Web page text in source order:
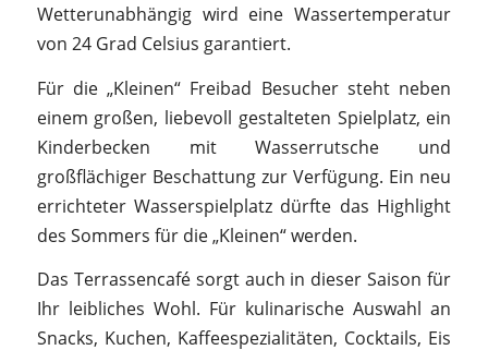
Wetterunabhängig wird eine Wassertemperatur
von 24 Grad Celsius garantiert.
Für die „Kleinen“ Freibad Besucher steht neben
einem großen, liebevoll gestalteten Spielplatz, ein
Kinderbecken mit Wasserrutsche und
großflächiger Beschattung zur Verfügung. Ein neu
errichteter Wasserspielplatz dürfte das Highlight
des Sommers für die „Kleinen“ werden.
Das Terrassencafé sorgt auch in dieser Saison für
Ihr leibliches Wohl. Für kulinarische Auswahl an
Snacks, Kuchen, Kaffeespezialitäten, Cocktails, Eis